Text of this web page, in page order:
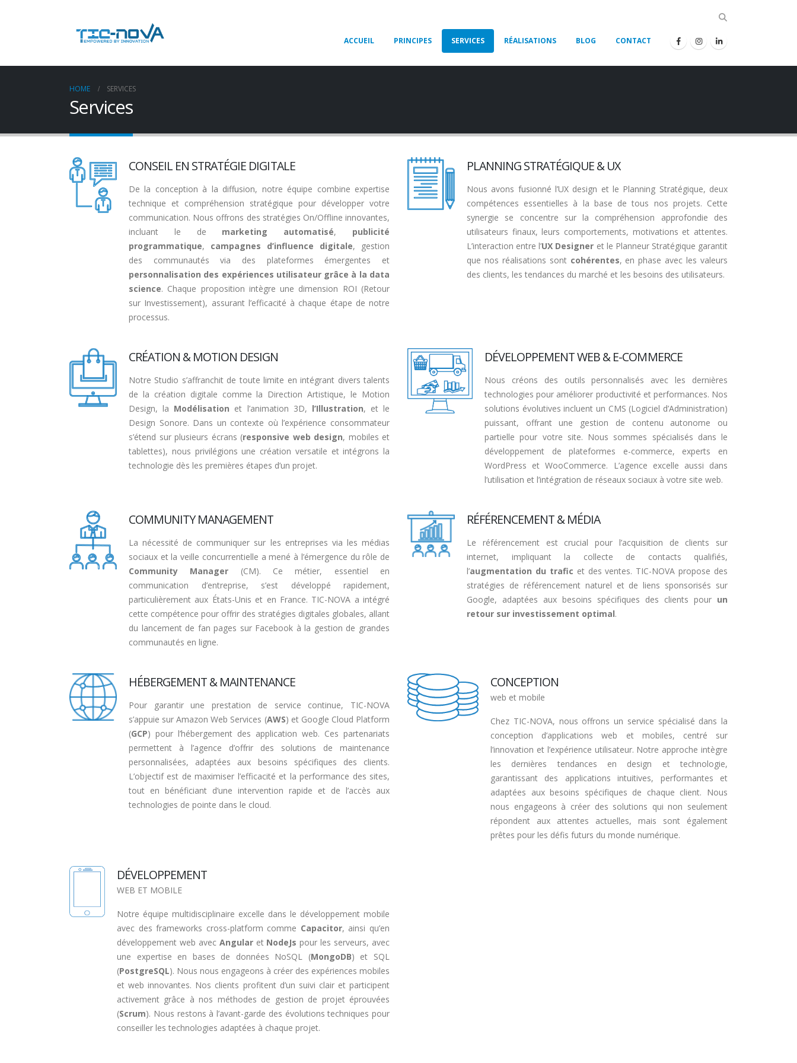
ACCUEIL PRINCIPES SERVICES RÉALISATIONS BLOG CONTACT
HOME SERVICES
Services
CONSEIL EN STRATÉGIE DIGITALE
De la conception à la diffusion, notre équipe combine expertise
technique et compréhension stratégique pour développer votre
communication. Nous offrons des stratégies On/Offline innovantes,
incluant le de marketing automatisé, publicité
programmatique, campagnes d’influence digitale, gestion
des communautés via des plateformes émergentes et
personnalisation des expériences utilisateur grâce à la data
science. Chaque proposition intègre une dimension ROI (Retour
sur Investissement), assurant l’efficacité à chaque étape de notre
processus.
PLANNING STRATÉGIQUE & UX
Nous avons fusionné l’UX design et le Planning Stratégique, deux
compétences essentielles à la base de tous nos projets. Cette
synergie se concentre sur la compréhension approfondie des
utilisateurs finaux, leurs comportements, motivations et attentes.
L’interaction entre l’UX Designer et le Planneur Stratégique garantit
que nos réalisations sont cohérentes, en phase avec les valeurs
des clients, les tendances du marché et les besoins des utilisateurs.
CRÉATION & MOTION DESIGN
Notre Studio s’affranchit de toute limite en intégrant divers talents
de la création digitale comme la Direction Artistique, le Motion
Design, la Modélisation et l’animation 3D, l’Illustration, et le
Design Sonore. Dans un contexte où l’expérience consommateur
s’étend sur plusieurs écrans (responsive web design, mobiles et
tablettes), nous privilégions une création versatile et intégrons la
technologie dès les premières étapes d’un projet.
DÉVELOPPEMENT WEB & E-COMMERCE
Nous créons des outils personnalisés avec les dernières
technologies pour améliorer productivité et performances. Nos
solutions évolutives incluent un CMS (Logiciel d’Administration)
puissant, offrant une gestion de contenu autonome ou
partielle pour votre site. Nous sommes spécialisés dans le
développement de plateformes e-commerce, experts en
WordPress et WooCommerce. L’agence excelle aussi dans
l’utilisation et l’intégration de réseaux sociaux à votre site web.
COMMUNITY MANAGEMENT
La nécessité de communiquer sur les entreprises via les médias
sociaux et la veille concurrentielle a mené à l’émergence du rôle de
Community Manager (CM). Ce métier, essentiel en
communication d’entreprise, s’est développé rapidement,
particulièrement aux États-Unis et en France. TIC-NOVA a intégré
cette compétence pour offrir des stratégies digitales globales, allant
du lancement de fan pages sur Facebook à la gestion de grandes
communautés en ligne.
RÉFÉRENCEMENT & MÉDIA
Le référencement est crucial pour l’acquisition de clients sur
internet, impliquant la collecte de contacts qualifiés,
l’augmentation du trafic et des ventes. TIC-NOVA propose des
stratégies de référencement naturel et de liens sponsorisés sur
Google, adaptées aux besoins spécifiques des clients pour un
retour sur investissement optimal.
HÉBERGEMENT & MAINTENANCE
Pour garantir une prestation de service continue, TIC-NOVA
s’appuie sur Amazon Web Services (AWS) et Google Cloud Platform
(GCP) pour l’hébergement des application web. Ces partenariats
permettent à l’agence d’offrir des solutions de maintenance
personnalisées, adaptées aux besoins spécifiques des clients.
L’objectif est de maximiser l’efficacité et la performance des sites,
tout en bénéficiant d’une intervention rapide et de l’accès aux
technologies de pointe dans le cloud.
CONCEPTION
web et mobile
Chez TIC-NOVA, nous offrons un service spécialisé dans la
conception d’applications web et mobiles, centré sur
l’innovation et l’expérience utilisateur. Notre approche intègre
les dernières tendances en design et technologie,
garantissant des applications intuitives, performantes et
adaptées aux besoins spécifiques de chaque client. Nous
nous engageons à créer des solutions qui non seulement
répondent aux attentes actuelles, mais sont également
prêtes pour les défis futurs du monde numérique.
DÉVELOPPEMENT
WEB ET MOBILE
Notre équipe multidisciplinaire excelle dans le développement mobile
avec des frameworks cross-platform comme Capacitor, ainsi qu’en
développement web avec Angularet NodeJs pour les serveurs, avec
une expertise en bases de données NoSQL (MongoDB) et SQL
(PostgreSQL). Nous nous engageons à créer des expériences mobiles
et web innovantes. Nos clients profitent d’un suivi clair et participent
activement grâce à nos méthodes de gestion de projet éprouvées
(Scrum). Nous restons à l’avant-garde des évolutions techniques pour
conseiller les technologies adaptées à chaque projet.